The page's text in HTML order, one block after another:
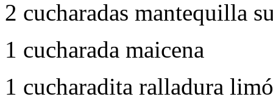
2 cucharadas mantequilla
1 cucharada maicena
1 cucharadita ralladura